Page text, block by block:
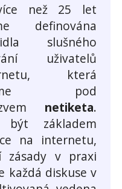
než 25 let
definována
slušného
uživatelů
která
pod
netiketa.
základem
na internetu,
zásady v praxi
každá diskuse v